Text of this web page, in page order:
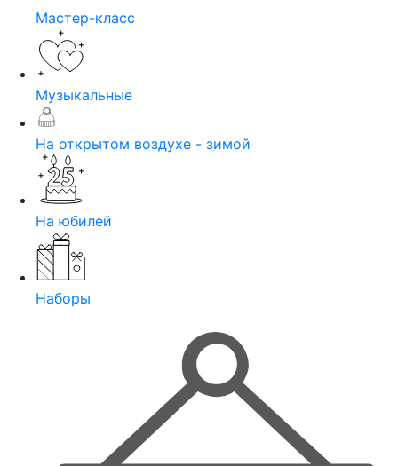
Мастер-класс
Музыкальные
На открытом воздухе - зимой
На юбилей
Наборы